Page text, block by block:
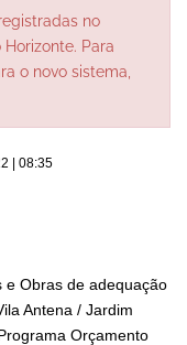
no
Para
o novo sistema,
| 08:35
e Obras de adequação
Antena / Jardim
Orçamento